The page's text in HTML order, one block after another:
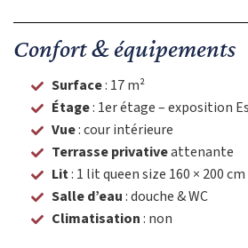
Confort & équipements ​
Surface: 17 m²
Étage: 1er étage – exposition
Vue: cour intérieure
Terrasse privativeattenante
Lit: 1 lit queen size 160 × 200 cm
Salle d’eau: douche & WC
Climatisation: non